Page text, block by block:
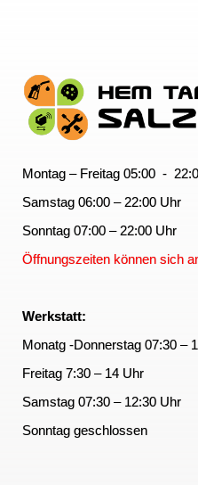
Montag – Freitag 05:00 -
Samstag 06:00 – 22:00 Uhr
Sonntag 07:00 – 22:00 Uhr
Öffnungszeiten können sich
Werkstatt:
Monatg -Donnerstag 07:30 –
Freitag 7:30 – 14 Uhr
Samstag 07:30 – 12:30 Uhr
Sonntag geschlossen